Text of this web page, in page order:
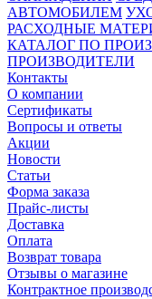
АВТОМОБИЛЕМ
РАСХОДНЫЕ
КАТАЛОГ ПО
ПРОИЗВОДИТЕЛИ
Контакты
О компании
Сертификаты
Вопросы и ответы
Акции
Новости
Статьи
Форма заказа
Прайс-листы
Доставка
Оплата
Возврат товара
Отзывы о магазине
Контрактное